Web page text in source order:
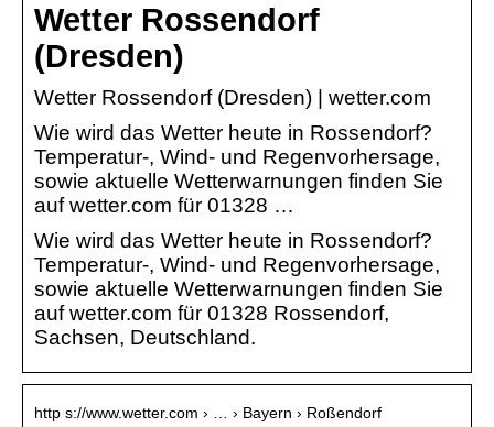
Wetter Rossendorf
(Dresden)
Wetter Rossendorf (Dresden) | wetter.com
Wie wird das Wetter heute in Rossendorf?
Temperatur-, Wind- und Regenvorhersage,
sowie aktuelle Wetterwarnungen finden Sie
auf wetter.com für 01328 …
Wie wird das Wetter heute in Rossendorf?
Temperatur-, Wind- und Regenvorhersage,
sowie aktuelle Wetterwarnungen finden Sie
auf wetter.com für 01328 Rossendorf,
Sachsen, Deutschland.
http s://www.wetter.com › … › Bayern › Roßendorf